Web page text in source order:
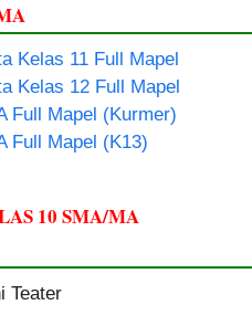
Kelas 11 Full Mapel
Kelas 12 Full Mapel
Full Mapel (Kurmer)
Full Mapel (K13)
10 SMA/MA
Teater